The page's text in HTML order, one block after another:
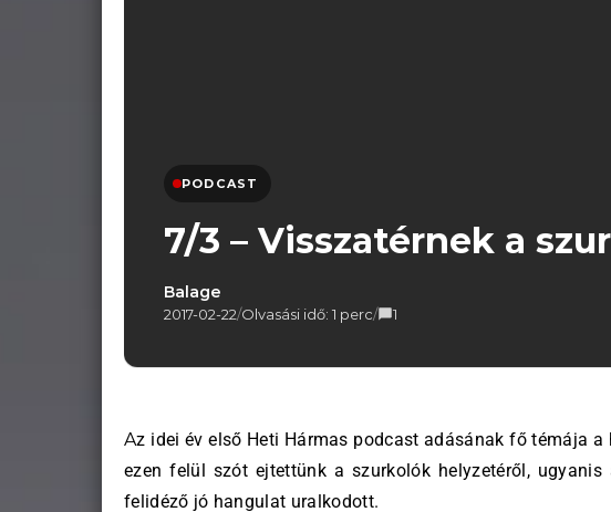
PODCAST
7/3 – Visszatérnek a
Balage
2017-02-22/Olvasási idő: 1 perc/ 1
Az idei év első Heti Hármas podcast adásának fő témája a hétvégi, Ferencváros elleni bajnoki volt, de
ezen felül szót ejtettünk a szurkolók helyzetéről,
felidéző jó hangulat uralkodott.